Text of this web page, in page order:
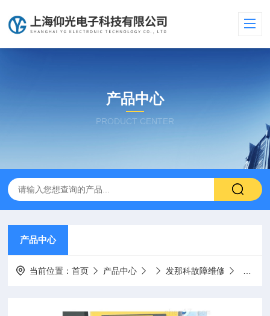
产品中心
PRODUCT CENTER
产品中心
当前位置：首页 产品中心 发那科故障维修